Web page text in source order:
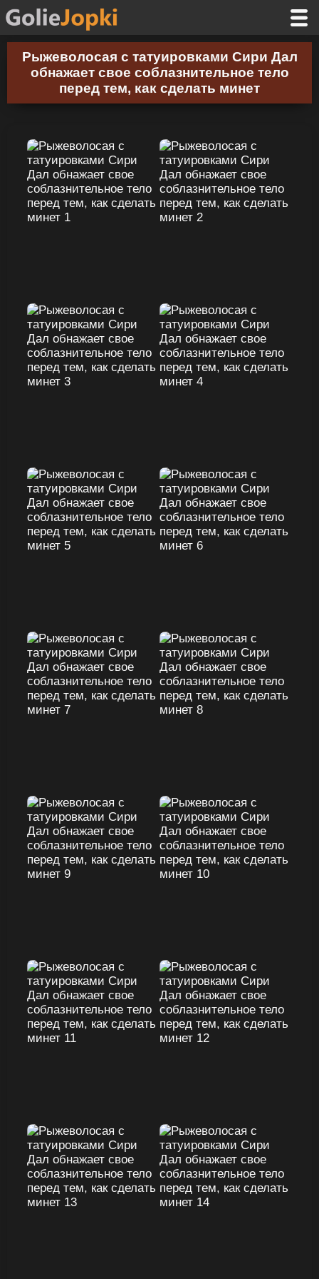
Рыжеволосая с татуировками Сири Дал
обнажает свое соблазнительное тело
перед тем, как сделать минет